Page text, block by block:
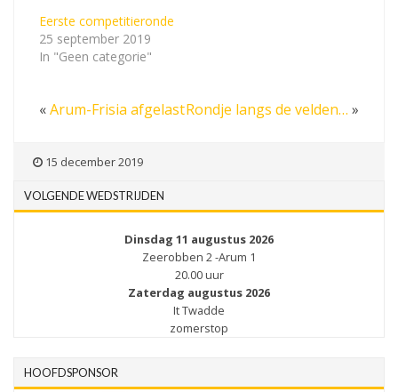
Eerste competitieronde
25 september 2019
In "Geen categorie"
«Arum-Frisia afgelastRondje langs de velden… »
15 december 2019
VOLGENDE WEDSTRIJDEN
Dinsdag 11 augustus 2026
Zeerobben 2 -Arum 1
20.00 uur
Zaterdag augustus 2026
It Twadde
zomerstop
HOOFDSPONSOR